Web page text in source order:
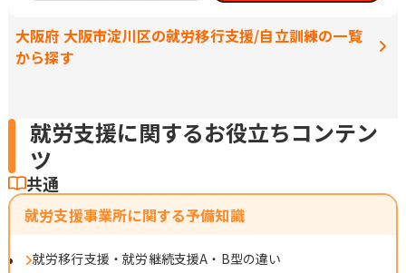
大阪府 大阪市淀川区の就労移行支援/自立訓練の一覧
から探す
就労支援に関するお役立ちコンテン
ツ
共通
就労支援事業所に関する予備知識
就労移行支援・就労継続支援A・B型の違い